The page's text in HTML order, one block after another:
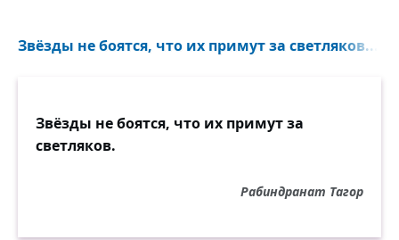
Звёзды не боятся, что их примут за светляков...
Звёзды не боятся, что их примут за
светляков.
Рабиндранат Тагор